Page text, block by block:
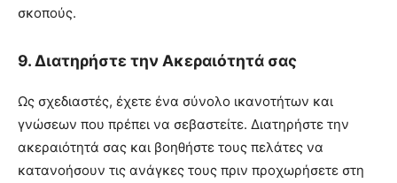
σκοπούς.
9.Διατηρήστε την Ακεραιότητά σας
Ως σχεδιαστές, έχετε ένα σύνολο ικανοτήτων και
γνώσεων που πρέπει να σεβαστείτε. Διατηρήστε την
ακεραιότητά σας και βοηθήστε τους πελάτες να
κατανοήσουν τις ανάγκες τους πριν προχωρήσετε στη